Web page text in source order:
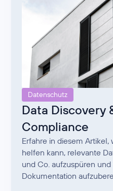
Datenschutz
Data Discovery
Compliance
Erfahre in diesem
helfen kann, relevante
und Co. aufzuspüren
Dokumentation